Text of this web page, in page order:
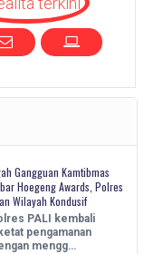
Gangguan Kamtibmas
Hoegeng Awards, Polres
Wilayah Kondusif
PALI kembali
pengamanan
mengg…